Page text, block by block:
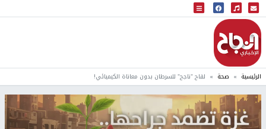
البث المباشر
إذاعة النجاح
الرئيسية صحة لقاح "ناجح" للسرطان بدون معاناة الكيميائي!